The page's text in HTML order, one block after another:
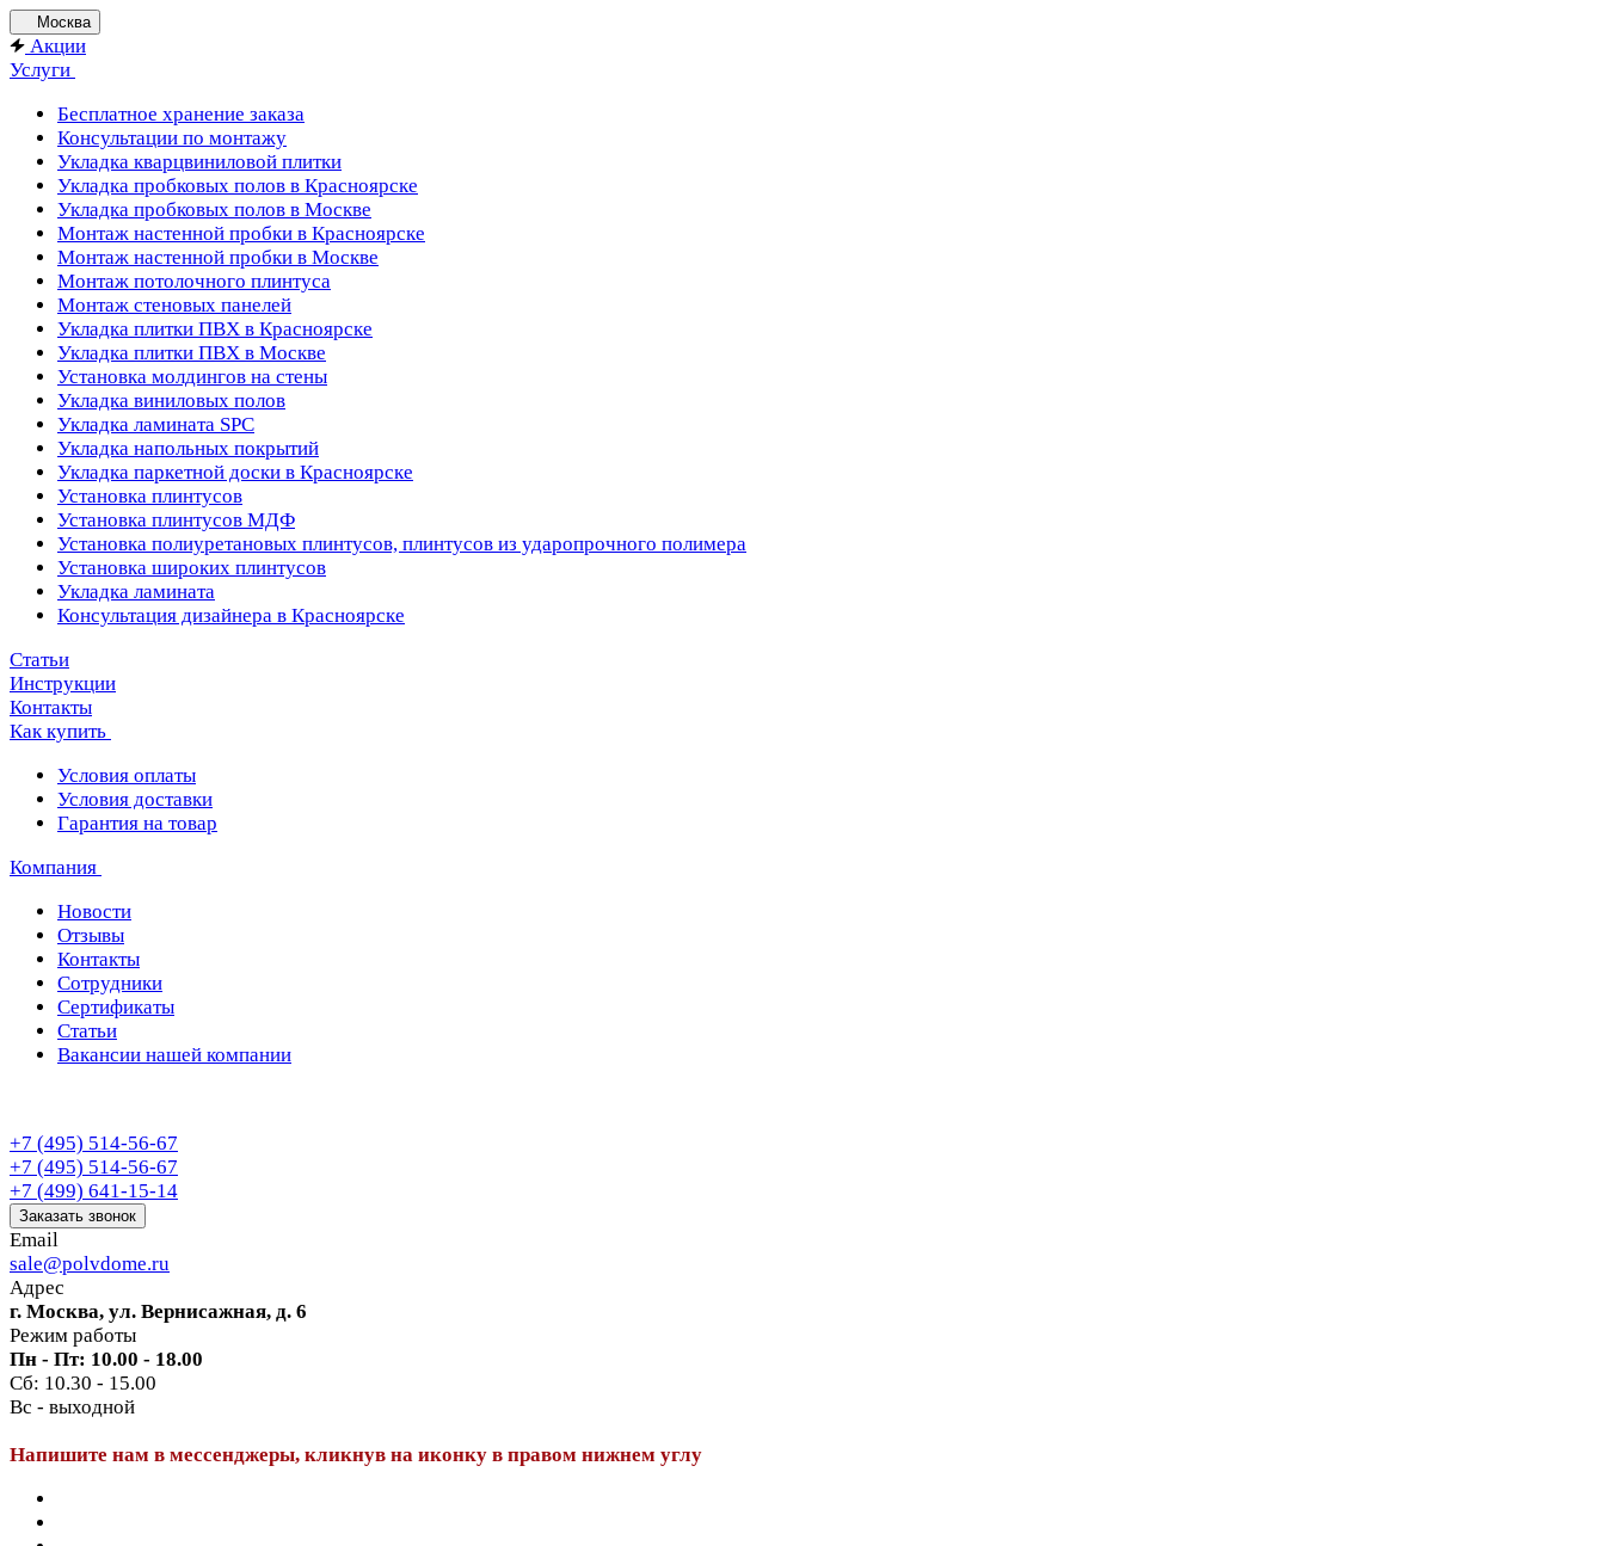
Москва
Акции
Услуги
Бесплатное хранение заказа
Консультации по монтажу
Укладка кварцвиниловой плитки
Укладка пробковых полов в Красноярске
Укладка пробковых полов в Москве
Монтаж настенной пробки в Красноярске
Монтаж настенной пробки в Москве
Монтаж потолочного плинтуса
Монтаж стеновых панелей
Укладка плитки ПВХ в Красноярске
Укладка плитки ПВХ в Москве
Установка молдингов на стены
Укладка виниловых полов
Укладка ламината SPC
Укладка напольных покрытий
Укладка паркетной доски в Красноярске
Установка плинтусов
Установка плинтусов МДФ
Установка полиуретановых плинтусов, плинтусов из ударопрочного полимера
Установка широких плинтусов
Укладка ламината
Консультация дизайнера в Красноярске
Статьи
Инструкции
Контакты
Как купить
Условия оплаты
Условия доставки
Гарантия на товар
Компания
Новости
Отзывы
Контакты
Сотрудники
Сертификаты
Статьи
Вакансии нашей компании
+7 (495) 514-56-67
+7 (495) 514-56-67
+7 (499) 641-15-14
Заказать звонок
Email
sale@polvdome.ru
Адрес
г. Москва, ул. Вернисажная, д. 6
Режим работы
Пн - Пт: 10.00 - 18.00
Сб: 10.30 - 15.00
Вс - выходной
Напишите нам в мессенджеры, кликнув на иконку в правом нижнем углу